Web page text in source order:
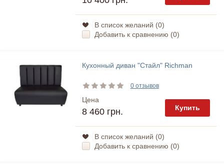
В список желаний (0)
Добавить к сравнению (0)
Кухонный диван "Стайл" Richman
0 отзывов
Цена
8 460 грн. Купить
В список желаний (0)
Добавить к сравнению (0)